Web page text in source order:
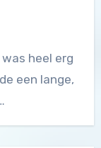
heel erg
een lange,